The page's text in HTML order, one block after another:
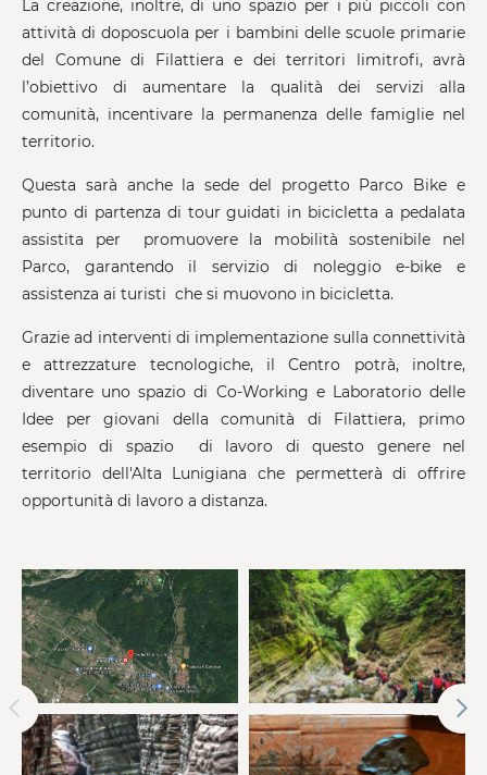
La creazione, inoltre, di uno spazio per i più piccoli con
attività di doposcuola per i bambini delle scuole primarie
del Comune di Filattiera e dei territori limitrofi, avrà
l’obiettivo di aumentare la qualità dei servizi alla
comunità, incentivare la permanenza delle famiglie nel
territorio.
Questa sarà anche la sede del progetto Parco Bike e
punto di partenza di tour guidati in bicicletta a pedalata
assistita per promuovere la mobilità sostenibile nel
Parco, garantendo il servizio di noleggio e-bike e
assistenza ai turisti che si muovono in bicicletta.
Grazie ad interventi di implementazione sulla connettività
e attrezzature tecnologiche, il Centro potrà, inoltre,
diventare uno spazio di Co-Working e Laboratorio delle
Idee per giovani della comunità di Filattiera, primo
esempio di spazio di lavoro di questo genere nel
territorio dell'Alta Lunigiana che permetterà di offrire
opportunità di lavoro a distanza.